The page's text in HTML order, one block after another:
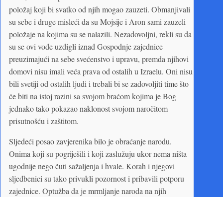
položaj koji bi svatko od njih mogao zauzeti. Obmanjivali
su sebe i druge misleći da su Mojsije i Aron sami zauzeli
položaje na kojima su se nalazili. Nezadovoljni, rekli su da
su se ovi vođe uzdigli iznad Gospodnje zajednice
preuzimajući na sebe svećenstvo i upravu, premda njihovi
domovi nisu imali veća prava od ostalih u Izraelu. Oni nisu
bili svetiji od ostalih ljudi i trebali bi se zadovoljiti time što
će biti na istoj razini sa svojom braćom kojima je Bog
jednako tako pokazao naklonost svojom naročitom
prisutnošću i zaštitom.
Sljedeći posao zavjerenika bilo je obraćanje narodu.
Onima koji su pogriješili i koji zaslužuju ukor nema ništa
ugodnije nego čuti sažaljenja i hvale. Korah i njegovi
sljedbenici su tako privukli pozornost i pribavili potporu
zajednice. Optužba da je mrmljanje naroda na njih